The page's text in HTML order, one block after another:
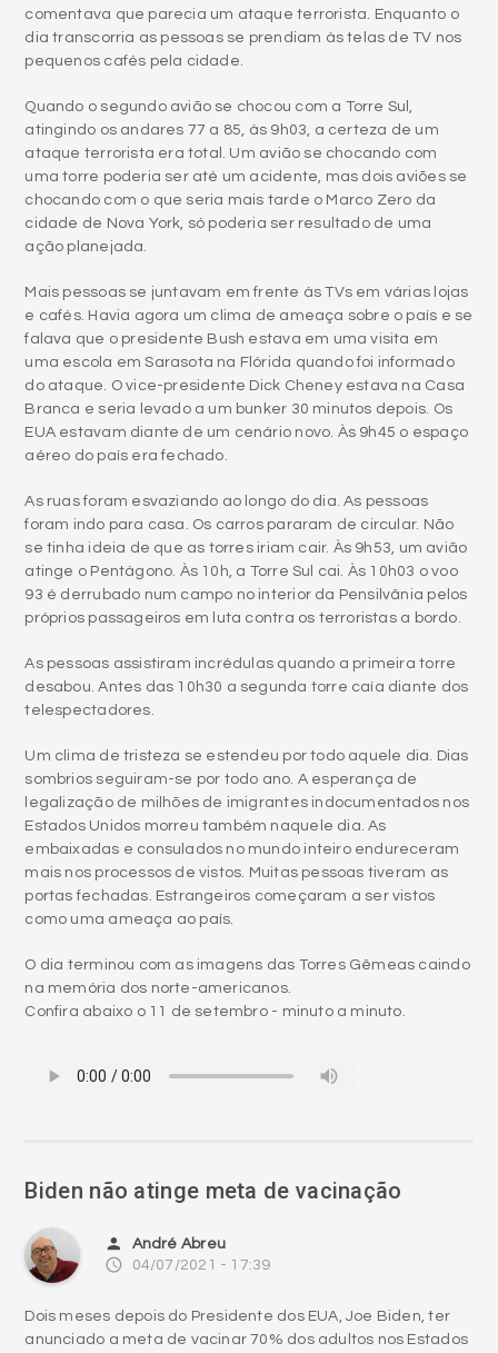
comentava que parecia um ataque terrorista. Enquanto o
dia transcorria as pessoas se prendiam às telas de TV nos
pequenos cafés pela cidade.
Quando o segundo avião se chocou com a Torre Sul,
atingindo os andares 77 a 85, às 9h03, a certeza de um
ataque terrorista era total. Um avião se chocando com
uma torre poderia ser até um acidente, mas dois aviões se
chocando com o que seria mais tarde o Marco Zero da
cidade de Nova York, só poderia ser resultado de uma
ação planejada.
Mais pessoas se juntavam em frente às TVs em várias lojas
e cafés. Havia agora um clima de ameaça sobre o país e se
falava que o presidente Bush estava em uma visita em
uma escola em Sarasota na Flórida quando foi informado
do ataque. O vice-presidente Dick Cheney estava na Casa
Branca e seria levado a um bunker 30 minutos depois. Os
EUA estavam diante de um cenário novo. Às 9h45 o espaço
aéreo do país era fechado.
As ruas foram esvaziando ao longo do dia. As pessoas
foram indo para casa. Os carros pararam de circular. Não
se tinha ideia de que as torres iriam cair. Às 9h53, um avião
atinge o Pentágono. Às 10h, a Torre Sul cai. Às 10h03 o voo
93 é derrubado num campo no interior da Pensilvânia pelos
próprios passageiros em luta contra os terroristas a bordo.
As pessoas assistiram incrédulas quando a primeira torre
desabou. Antes das 10h30 a segunda torre caía diante dos
telespectadores.
Um clima de tristeza se estendeu por todo aquele dia. Dias
sombrios seguiram-se por todo ano. A esperança de
legalização de milhões de imigrantes indocumentados nos
Estados Unidos morreu também naquele dia. As
embaixadas e consulados no mundo inteiro endureceram
mais nos processos de vistos. Muitas pessoas tiveram as
portas fechadas. Estrangeiros começaram a ser vistos
como uma ameaça ao país.
O dia terminou com as imagens das Torres Gêmeas caindo
na memória dos norte-americanos.
Confira abaixo o 11 de setembro - minuto a minuto.
Biden não atinge meta de vacinação
person André Abreu
access_time 04/07/2021 - 17:39
Dois meses depois do Presidente dos EUA, Joe Biden, ter
anunciado a meta de vacinar 70% dos adultos nos Estados